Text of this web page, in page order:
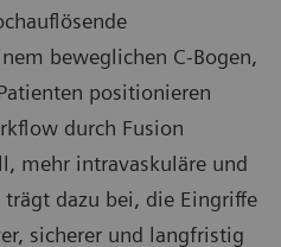
beweglichen C-Bogen,
positionieren
durch Fusion
mehr intravaskuläre und
dazu bei, die Eingriffe
sicherer und langfristig